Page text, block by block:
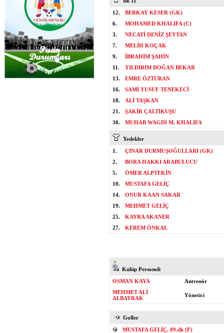
12.
BERKAY KESER (GK)
6.
MOHAMED KHALIFA (C)
3.
NECATİ DENİZ ŞEYTAN
7.
MELİH KOÇAK
9.
İBRAHİM ŞAHİN
11.
YILDIRIM DOĞAN BEKAR
13.
EMRE ÖZTURAN
16.
SAMİ YUSUF TENEKECİ
18.
ALİ TAŞKAN
21.
ŞAKİR ÇALTIKUŞU
30.
MUHAB WAGDI M. KHALIFA
Yedekler
1.
ÇINAR DURMUŞOĞULLARI (GK)
2.
BORA HAKKI ARABULUCU
5.
ÖMER ALPTEKİN
10.
MUSTAFA GELİÇ
14.
ONUR KAAN SAKAR
19.
MEHMET GELİÇ
25.
KAYRA AKANER
27.
KEREM ÖNKAL
Kulüp Personeli
OSMAN KAYA
Antrenör
MEHMET ALİ
ALBAYRAK
Yönetici
Goller
MUSTAFA GELİÇ, 89.dk (F)